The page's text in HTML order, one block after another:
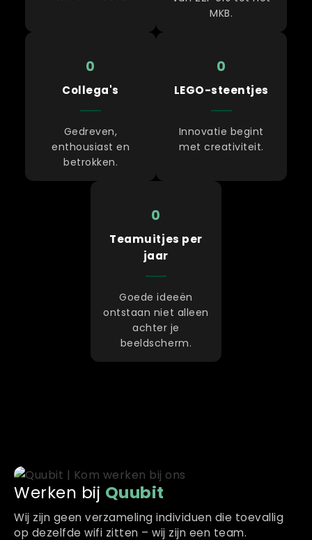
MKB.
0
Collega's
Gedreven,
enthousiast en
betrokken.
0
LEGO-steentjes
Innovatie begint
met creativiteit.
0
Teamuitjes per
jaar
Goede ideeën
ontstaan niet alleen
achter je
beeldscherm.
Werken bij Quubit
Wij zijn geen verzameling individuen die toevallig
op dezelfde wifi zitten – wij zijn een team.